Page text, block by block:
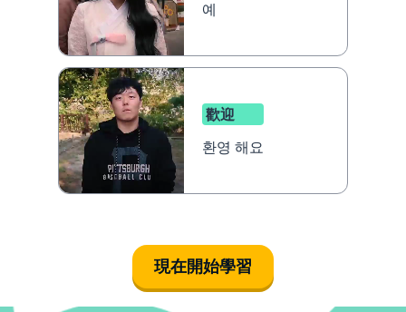
예
歡迎
환영 해요
現在開始學習